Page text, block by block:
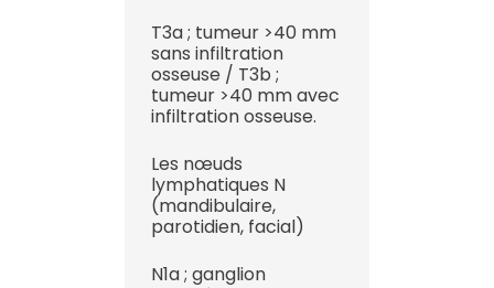
T3a ; tumeur >40 mm
sans infiltration
osseuse / T3b ;
tumeur >40 mm avec
infiltration osseuse.
Les nœuds
lymphatiques N
(mandibulaire,
parotidien, facial)
N1a ; ganglion